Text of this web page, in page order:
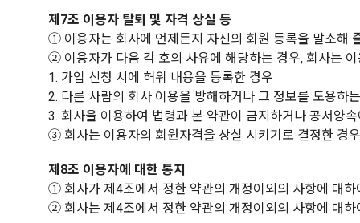
제7조 이용자 탈퇴 및 자격 상실 등
① 이용자는 회사에 언제든지 자신의 회원 등록을 말소해
② 이용자가 다음 각 호의 사유에 해당하는 경우, 회사는
1. 가입 신청 시에 허위 내용을 등록한 경우
2. 다른 사람의 회사 이용을 방해하거나 그 정보를 도용하
3. 회사을 이용하여 법령과 본 약관이 금지하거나 공서양
③ 회사는 이용자의 회원자격을 상실 시키기로 결정한 경
제8조 이용자에 대한 통지
① 회사가 제4조에서 정한 약관의 개정이외의 사항에 대
② 회사는 제4조에서 정한 약관의 개정이외의 사항에 대